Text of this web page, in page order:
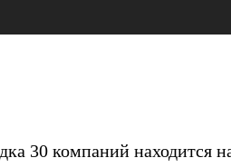
30 компаний находится